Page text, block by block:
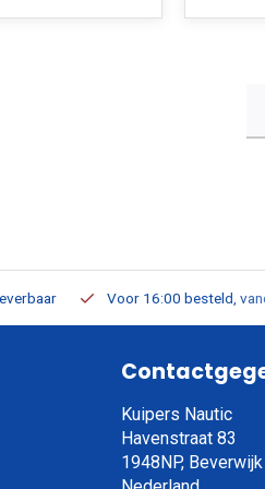
Voor 16:00 besteld,
Kuipers Nautic
Havenstraat 83
1948NP, Beverwijk